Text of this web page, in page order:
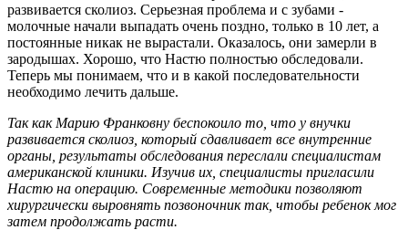
развивается сколиоз. Серьезная проблема и с зубами -
молочные начали выпадать очень поздно, только в 10 лет, а
постоянные никак не вырастали. Оказалось, они замерли в
зародышах. Хорошо, что Настю полностью обследовали.
Теперь мы понимаем, что и в какой последовательности
необходимо лечить дальше.
Так как Марию Франковну беспокоило то, что у внучки
развивается сколиоз, который сдавливает все внутренние
органы, результаты обследования переслали специалистам
американской клиники. Изучив их, специалисты пригласили
Настю на операцию. Современные методики позволяют
хирургически выровнять позвоночник так, чтобы ребенок мог
затем продолжать расти.